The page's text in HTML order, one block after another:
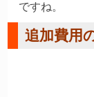
ですね。
追加費用